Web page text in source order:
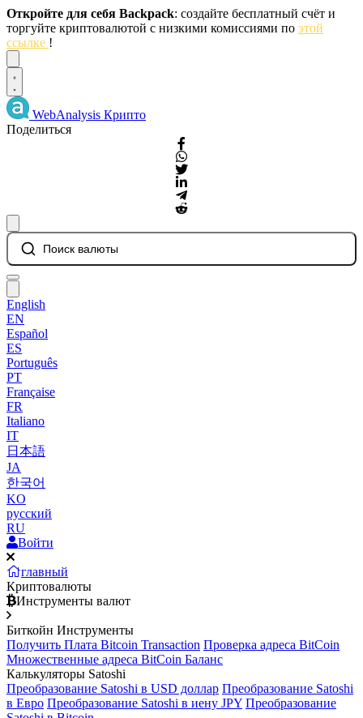
Откройте для себя Backpack: создайте бесплатный счёт и
торгуйте криптовалютой с низкими комиссиями по этой
ссылке !
WebAnalysis Крипто
Поделиться
Поиск валюты
English
EN
Español
ES
Português
PT
Française
FR
Italiano
IT
日本語
JA
한국어
KO
русский
RU
Войти
главный
Криптовалюты
Инструменты валют
Биткойн Инструменты
Получить Плата Bitcoin Transaction Проверка адреса BitCoin
Множественные адреса BitCoin Баланс
Калькуляторы Satoshi
Преобразование Satoshi в USD доллар Преобразование Satoshi
в Евро Преобразование Satoshi в иену JPY Преобразование